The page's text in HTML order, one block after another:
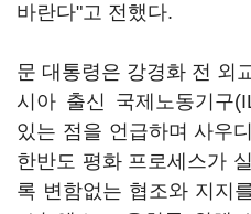
바란다"고 전했다.
문 대통령은 강경화 전 외
시아 출신 국제노동기구
있는 점을 언급하며 사우
한반도 평화 프로세스가
록 변함없는 협조와 지지